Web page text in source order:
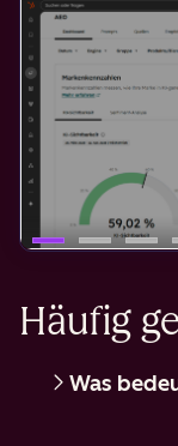
Häufig
Was